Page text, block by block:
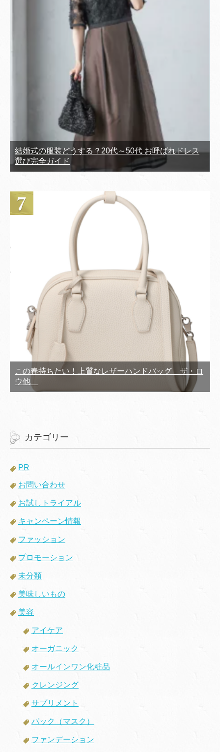
結婚式の服装どうする？20代～50代 お呼ばれドレス
選び完全ガイド
この春持ちたい！上質なレザーハンドバッグ ザ・ロ
ウ他
カテゴリー
PR
お問い合わせ
お試しトライアル
キャンペーン情報
ファッション
プロモーション
未分類
美味しいもの
美容
アイケア
オーガニック
オールインワン化粧品
クレンジング
サプリメント
パック（マスク）
ファンデーション